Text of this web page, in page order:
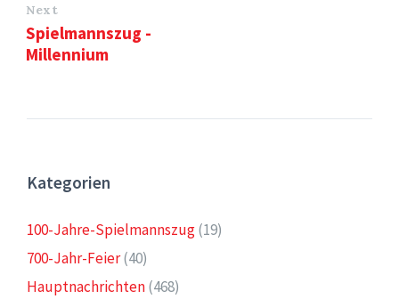
Next
Spielmannszug -
Millennium
Kategorien
100-Jahre-Spielmannszug(19)
700-Jahr-Feier(40)
Hauptnachrichten(468)